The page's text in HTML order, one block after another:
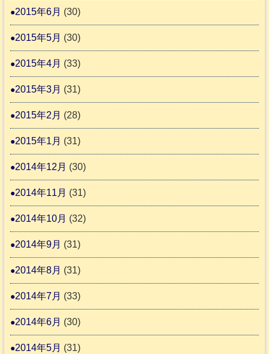
2015年6月 (30)
2015年5月 (30)
2015年4月 (33)
2015年3月 (31)
2015年2月 (28)
2015年1月 (31)
2014年12月 (30)
2014年11月 (31)
2014年10月 (32)
2014年9月 (31)
2014年8月 (31)
2014年7月 (33)
2014年6月 (30)
2014年5月 (31)